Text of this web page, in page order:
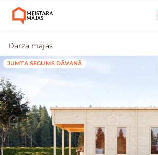
JUMTA SEGUMS DĀVANĀ
Dārza mājas